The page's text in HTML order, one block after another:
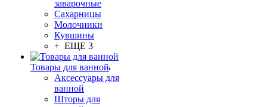
заварочные
Сахарницы
Молочники
Кувшины
+ ЕЩЕ 3
Товары для ванной
Аксессуары для
ванной
Шторы для